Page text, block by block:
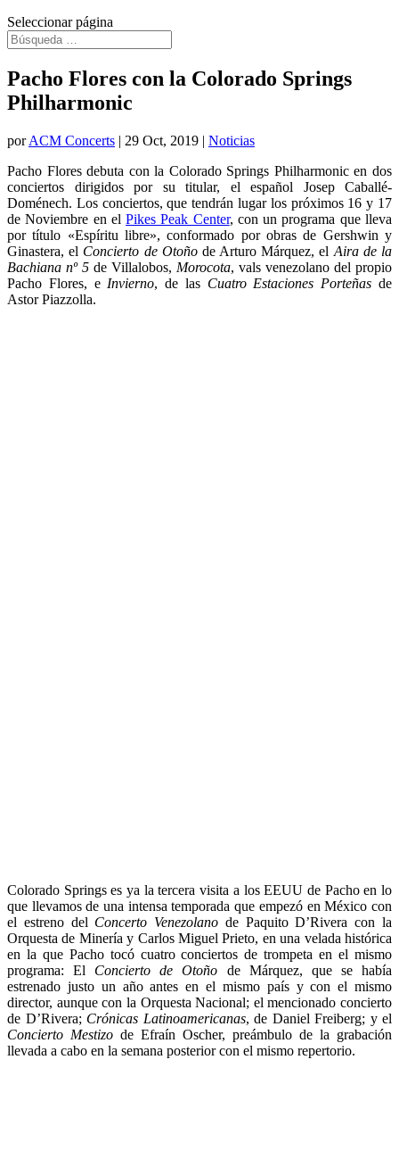
Seleccionar página
Pacho Flores con la Colorado Springs
Philharmonic
porACM Concerts | 29 Oct, 2019 | Noticias
Pacho Flores debuta con la Colorado Springs Philharmonic en dos
conciertos dirigidos por su titular, el español Josep Caballé-
Doménech. Los conciertos, que tendrán lugar los próximos 16 y 17
de Noviembre en elPikes Peak Center, con un programa que lleva
por título «Espíritu libre», conformado por obras de Gershwin y
Ginastera, el Concierto de Otoñode Arturo Márquez, el Aira de la
Bachiana nº 5 de Villalobos, Morocota, vals venezolano del propio
Pacho Flores, e Invierno, de las Cuatro Estaciones Porteñas de
Astor Piazzolla.
Colorado Springs es ya la tercera visita a los EEUU de Pacho en lo
que llevamos de una intensa temporada que empezó en México con
el estreno del Concerto Venezolano de Paquito D’Rivera con la
Orquesta de Minería y Carlos Miguel Prieto, en una velada histórica
en la que Pacho tocó cuatro conciertos de trompeta en el mismo
programa: El Concierto de Otoño de Márquez, que se había
estrenado justo un año antes en el mismo país y con el mismo
director, aunque con la Orquesta Nacional; el mencionado concierto
de D’Rivera; Crónicas Latinoamericanas, de Daniel Freiberg; y el
Concierto Mestizo de Efraín Oscher, preámbulo de la grabación
llevada a cabo en la semana posterior con el mismo repertorio.